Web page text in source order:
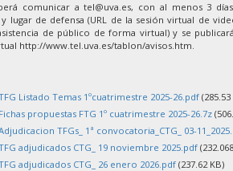
comunicar a tel@uva.es, con al menos 3
lugar de defensa (URL de la sesión virtual de
de público de forma virtual) y se
http://www.tel.uva.es/tablon/avisos.htm.
Listado Temas 1ºcuatrimestre 2025-26.pdf(285.53
Fichas propuestas FTG 1º cuatrimestre 2025-26.7z
TFGs_ 1ª convocatoria_CTG_ 03-
adjudicados CTG_ 19 noviembre 2025.pdf
adjudicados CTG_ 26 enero 2026.pdf (237.62 KB)